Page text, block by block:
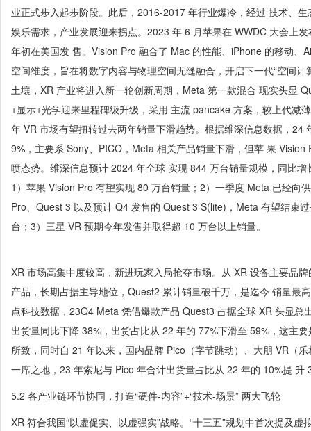
业正式步入起步阶段。此后，2016-2017 年行业爆冷，经过 技术、
娱乐需求，产业发展迎来拐点。2023 年 6 月苹果在 WWDC 大会上
年初在美国发 售。Vision Pro 融合了 Mac 的性能、iPhone 的移动、
空间维度，旨在将数字内容与物理空间无缝融合，开启下一代“空间
土壤，XR 产业将进入新一轮创新周期，Meta 第一款混合 现实头显
+显示+光学迎来里程碑级升级，采用 主流 pancake 方案，较上代减
年 VR 市场有望扭转过去两年销量下滑趋势。根据维深信息数据，24
9%，主要系 Sony、PICO，Meta 相关产品销量下滑，但苹 果
喷态势。维深信息预计 2024 年全球 实现 844 万台销量规模，同比
1）苹果 Vision Pro 有望实现 80 万台销量；2）一季度 Meta 已经向
Pro、Quest 3 以及预计 Q4 发售的 Quest 3 S(lite)，Meta 有望结束
台；3）三星 VR 预期今年发售并取得超 10 万台以上销量。
XR 市场高集中度较高，新进玩家入局抢夺市场。从 XR 设备主要品
产品，长期占据主导地位，Quest2 累计销量破千万，是迄今 销量最
点科技数据，23Q4 Meta 凭借爆款产品 Quest3 占据全球 XR 头显总
出货量同比下降 38%，出货占比从 22 年的 77%下滑至 59%，这主
所致，同时自 21 年以来，国内品牌 Pico（字节跳动）、大朋 VR（
一席之地，23 年索尼与 Pico 年合计出货量占比从 22 年的 10%提 升
5.2 各产业链环节协同，打造“硬件-内容”+“技术-场景” 两大飞轮
XR 符合我国“以虚促实、以虚强实”战略。“十三五”规划中首次提及